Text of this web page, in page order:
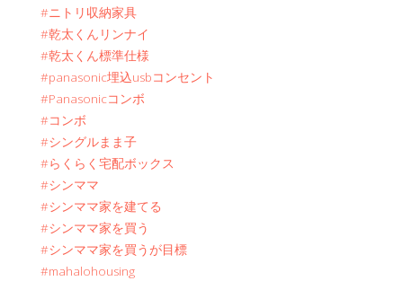
#ニトリ収納家具
#乾太くんリンナイ
#乾太くん標準仕様
#panasonic埋込usbコンセント
#Panasonicコンボ
#コンボ
#シングルまま子
#らくらく宅配ボックス
#シンママ
#シンママ家を建てる
#シンママ家を買う
#シンママ家を買うが目標
#mahalohousing